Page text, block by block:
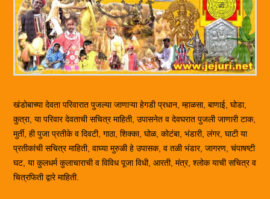
खंडोबाच्या देवता परिवारात पुजल्या जाणाऱ्या हेगडी प्रधान, म्हाळसा, बाणाई, घोडा,
कुत्रा, या परिवार देवताची सचित्र माहिती, उपासनेत व देवघरात पुजली जाणारी टाक,
मुर्ती, ही पुजा प्रतीके व दिवटी, गाठा, शिक्का, घोळ, कोटंबा, भंडारी, लंगर, घाटी या
प्रतीकांची सचित्र माहिती, वाघ्या मुरुळी हे उपासक, व तळी भंडार, जागरण, चंपाषष्टी
घट, या कुलधर्म कुलाचाराची व विविध पूजा विधी, आरती, मंत्र, श्लोक याची सचित्र व
चित्रफिती द्वारे माहिती.